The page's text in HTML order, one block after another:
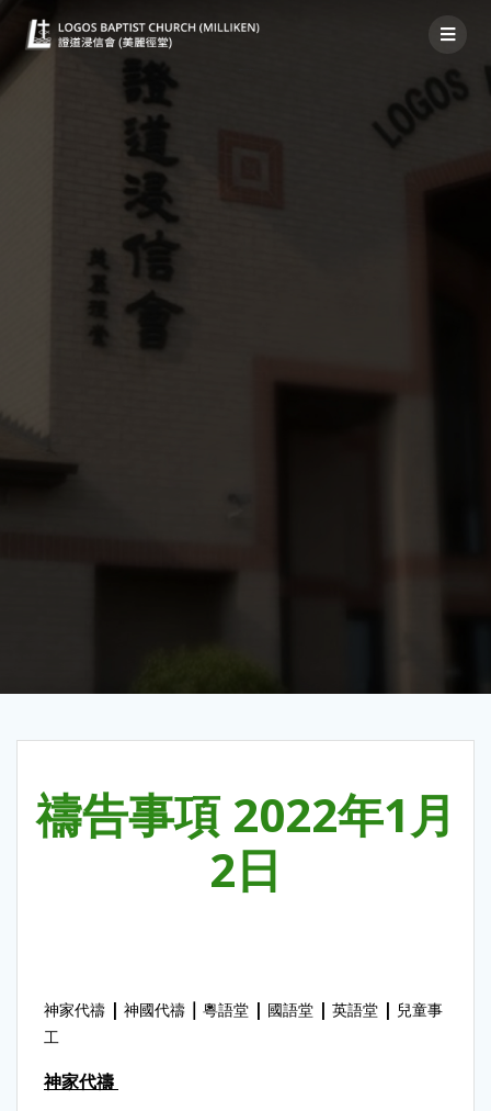
禱告事項 2022年1月
2日
神家代禱 | 神國代禱 ｜ 粵語堂 | 國語堂 | 英語堂 | 兒童事
工
神家代禱